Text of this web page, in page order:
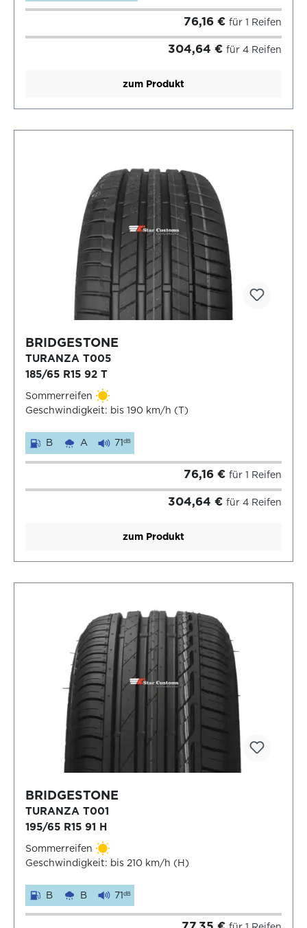
76,16 € für 1 Reifen
304,64 € für 4 Reifen
zum Produkt
BRIDGESTONE
TURANZA T005
185/65 R15 92 T
Sommerreifen
Geschwindigkeit: bis 190 km/h (T)
B A 71dB
76,16 € für 1 Reifen
304,64 € für 4 Reifen
zum Produkt
BRIDGESTONE
TURANZA T001
195/65 R15 91 H
Sommerreifen
Geschwindigkeit: bis 210 km/h (H)
B B 71dB